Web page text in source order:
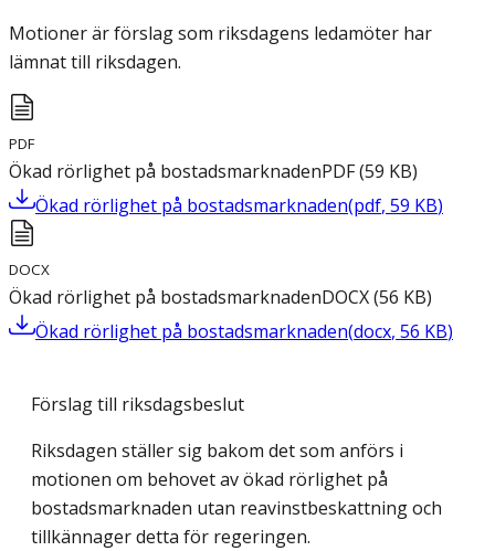
Motioner är förslag som riksdagens ledamöter har
lämnat till riksdagen.
PDF
Ökad rörlighet på bostadsmarknadenPDF(59 KB)
Ökad rörlighet på bostadsmarknaden(pdf, 59 KB)
DOCX
Ökad rörlighet på bostadsmarknadenDOCX(56 KB)
Ökad rörlighet på bostadsmarknaden(docx, 56 KB)
Förslag till riksdagsbeslut
Riksdagen ställer sig bakom det som anförs i
motionen om behovet av ökad rörlighet på
bostadsmarknaden utan reavinstbeskattning och
tillkännager detta för regeringen.